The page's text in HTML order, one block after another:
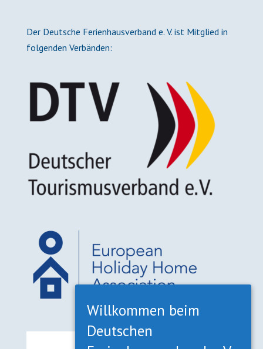
Der Deutsche Ferienhausverband e. V. ist Mitglied in
folgenden Verbänden:
Willkommen beim
Deutschen